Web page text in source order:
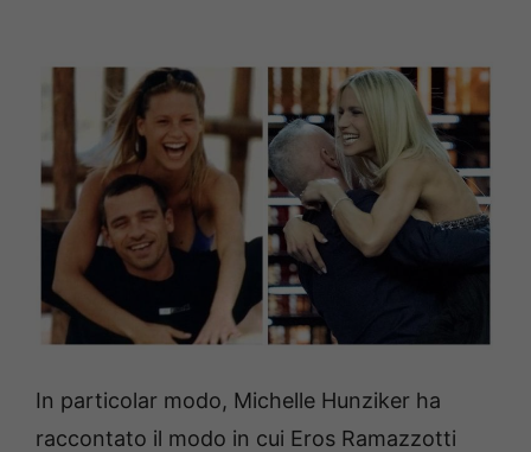
In particolar modo, Michelle Hunziker ha
raccontato il modo in cui Eros Ramazzotti